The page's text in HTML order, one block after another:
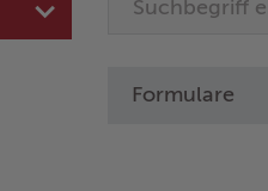
Formulare